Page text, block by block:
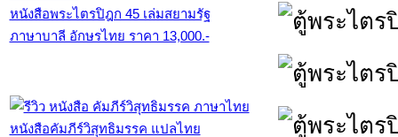
หนังสือพระไตรปิฎก 45 เล่มสยามรัฐ
ภาษาบาลี อักษรไทย ราคา 13,000.-
หนังสือคัมภีร์วิสุทธิมรรค แปลไทย